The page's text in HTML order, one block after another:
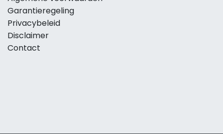
Garantieregeling
Privacybeleid
Disclaimer
Contact